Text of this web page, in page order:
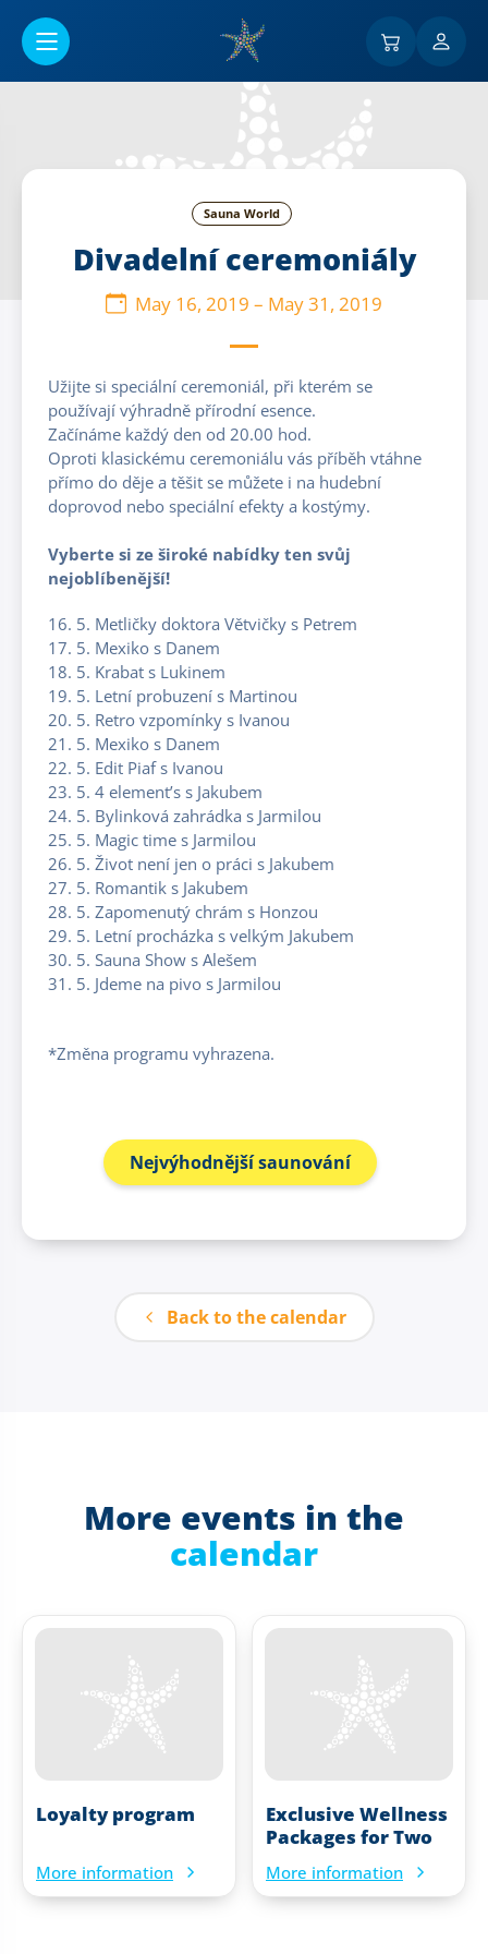
Sauna World
Divadelní ceremoniály
May 16, 2019 – May 31, 2019
Užijte si speciální ceremoniál, při kterém se
používají výhradně přírodní esence.
Začínáme každý den od 20.00 hod.
Oproti klasickému ceremoniálu vás příběh vtáhne
přímo do děje a těšit se můžete i na hudební
doprovod nebo speciální efekty a kostýmy.
Vyberte si ze široké nabídky ten svůj
nejoblíbenější!
16. 5. Metličky doktora Větvičky s Petrem
17. 5. Mexiko s Danem
18. 5. Krabat s Lukinem
19. 5. Letní probuzení s Martinou
20. 5. Retro vzpomínky s Ivanou
21. 5. Mexiko s Danem
22. 5. Edit Piaf s Ivanou
23. 5. 4 element’s s Jakubem
24. 5. Bylinková zahrádka s Jarmilou
25. 5. Magic time s Jarmilou
26. 5. Život není jen o práci s Jakubem
27. 5. Romantik s Jakubem
28. 5. Zapomenutý chrám s Honzou
29. 5. Letní procházka s velkým Jakubem
30. 5. Sauna Show s Alešem
31. 5. Jdeme na pivo s Jarmilou
*Změna programu vyhrazena.
Nejvýhodnější saunování
Back to the calendar
More events in the
calendar
Loyalty program
More information
Exclusive Wellness
Packages for Two
More information